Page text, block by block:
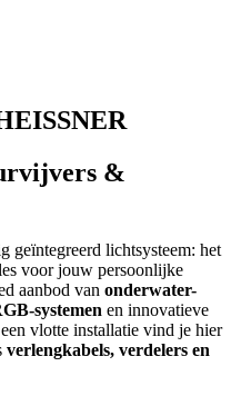
&
geïntegreerd lichtsysteem: het
voor jouw persoonlijke
aanbod van onderwater-
systemen en innovatieve
vlotte installatie vind je hier
verlengkabels, verdelers en